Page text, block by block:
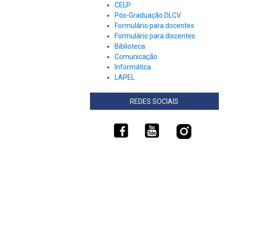
CELP
Pós-Graduação DLCV
Formulário para docentes
Formulário para discentes
Biblioteca
Comunicação
Informática
LAPEL
REDES SOCIAIS